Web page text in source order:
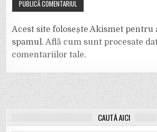
Acest site folosește Akismet pentru
spamul.Află cum sunt procesate
comentariilor tale.
CAUTĂ AICI